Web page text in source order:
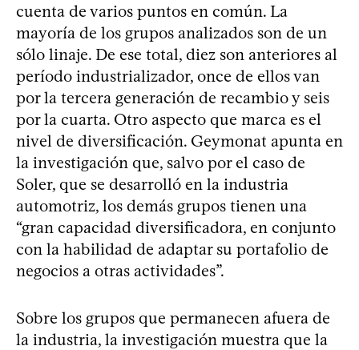
cuenta de varios puntos en común. La
mayoría de los grupos analizados son de un
sólo linaje. De ese total, diez son anteriores al
período industrializador, once de ellos van
por la tercera generación de recambio y seis
por la cuarta. Otro aspecto que marca es el
nivel de diversificación. Geymonat apunta en
la investigación que, salvo por el caso de
Soler, que se desarrolló en la industria
automotriz, los demás grupos tienen una
“gran capacidad diversificadora, en conjunto
con la habilidad de adaptar su portafolio de
negocios a otras actividades”.
Sobre los grupos que permanecen afuera de
la industria, la investigación muestra que la